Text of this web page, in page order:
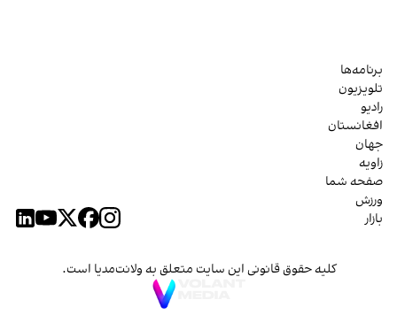
برنامه‌ها
تلویزیون
رادیو
افغانستان
جهان
زاویه
صفحه شما
ورزش
بازار
کلیه حقوق قانونی این سایت متعلق به ولانت‌مدیا است.